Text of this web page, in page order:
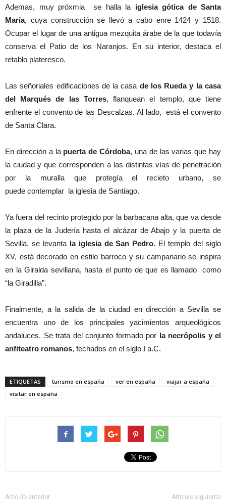
Ademas, muy próxmia se halla la iglesia gótica de Santa
María, cuya construcción se llevó a cabo enre 1424 y 1518.
Ocupar el lugar de una antigua mezquita árabe de la que todavía
conserva el Patio de los Naranjos. En su interior, destaca el
retablo plateresco.
Las señoriales edificaciones de la casa de los Rueda y la casa
del Marqués de las Torres, flanquean el templo, que tiene
enfrente el convento de las Descalzas. Al lado, está el convento
de Santa Clara.
En dirección a la puerta de Córdoba, una de las varias que hay
la ciudad y que corresponden a las distintas vías de penetración
por la muralla que protegía el recieto urbano, se
puede contemplar la iglesia de Santiago.
Ya fuera del recinto protegido por la barbacana alta, que va desde
la plaza de la Judería hasta el alcázar de Abajo y la puerta de
Sevilla, se levanta la iglesia de San Pedro. El templo del siglo
XV, está decorado en estilo barroco y su campanario se inspira
en la Giralda sevillana, hasta el punto de que es llamado como
“la Giradilla”.
Finalmente, a la salida de la ciudad en dirección a Sevilla se
encuentra uno de los principales yacimientos arqueológicos
andaluces. Se trata del conjunto formado por la necrópolis y el
anfiteatro romanos, fechados en el siglo I a.C.
ETIQUETAS turismo en españa ver en españa
viajar a españa
visitar en españa
Artículo anterior Artículo siguiente